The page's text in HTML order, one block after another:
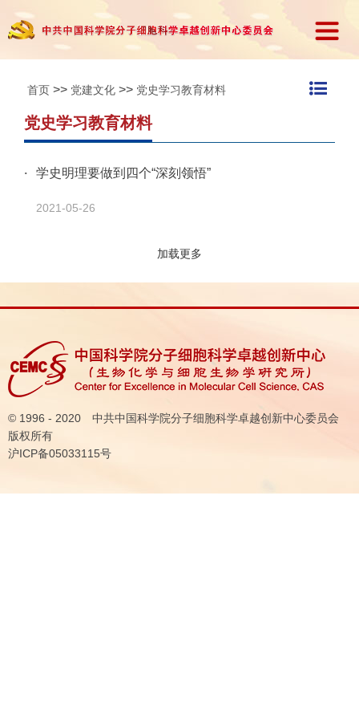
首页 >> 党建文化 >> 党史学习教育材料
党史学习教育材料
学史明理要做到四个“深刻领悟”
2021-05-26
加载更多
© 1996 - 2020 中共中国科学院分子细胞科学卓越创新中心委员会
版权所有
沪ICP备05033115号